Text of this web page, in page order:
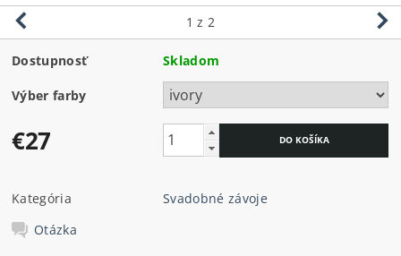
1 z 2
Dostupnosť Skladom
Výber farby
€27
Kategória
Svadobné závoje
Otázka